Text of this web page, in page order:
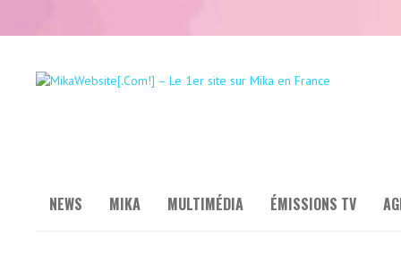
NEWS MIKA MULTIMÉDIA ÉMISSIONS TV